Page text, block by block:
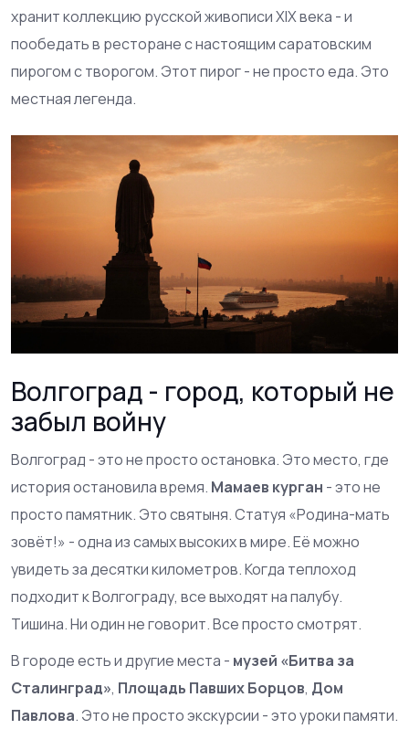
хранит коллекцию русской живописи XIX века - и
пообедать в ресторане с настоящим саратовским
пирогом с творогом. Этот пирог - не просто еда. Это
местная легенда.
Волгоград - город, который не
забыл войну
Волгоград - это не просто остановка. Это место, где
история остановила время. Мамаев курган - это не
просто памятник. Это святыня. Статуя «Родина-мать
зовёт!» - одна из самых высоких в мире. Её можно
увидеть за десятки километров. Когда теплоход
подходит к Волгограду, все выходят на палубу.
Тишина. Ни один не говорит. Все просто смотрят.
В городе есть и другие места - музей «Битва за
Сталинград», Площадь Павших Борцов, Дом
Павлова. Это не просто экскурсии - это уроки памяти.